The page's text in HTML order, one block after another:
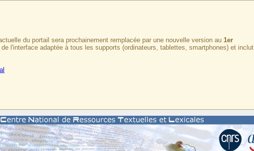
du portail sera prochainement remplacée par une nouvelle version au 1er
l'interface adaptée à tous les supports (ordinateurs, tablettes, smartphones) et inclut